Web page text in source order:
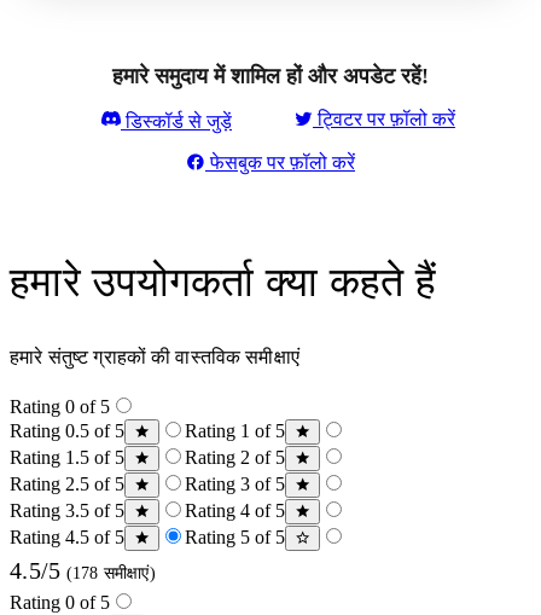
हमारे समुदाय में शामिल हों और अपडेट रहें!
डिस्कॉर्ड से जुड़ें ट्विटर पर फ़ॉलो करें
फेसबुक पर फ़ॉलो करें
हमारे उपयोगकर्ता क्या कहते हैं
हमारे संतुष्ट ग्राहकों की वास्तविक समीक्षाएं
Rating 0 of 5
Rating 0.5 of 5
Rating 1 of 5
Rating 1.5 of 5
Rating 2 of 5
Rating 2.5 of 5
Rating 3 of 5
Rating 3.5 of 5
Rating 4 of 5
Rating 4.5 of 5
Rating 5 of 5
4.5/5 (178 समीक्षाएं)
Rating 0 of 5